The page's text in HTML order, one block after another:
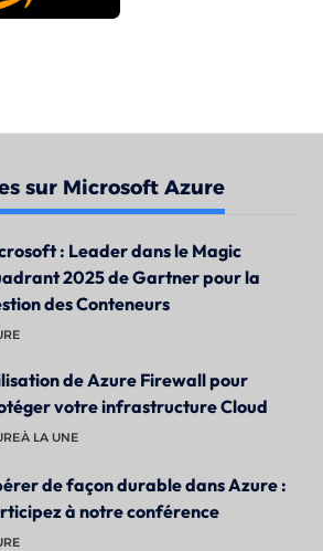
sur Microsoft Azure
: Leader dans le Magic
2025 de Gartner pour la
des Conteneurs
de Azure Firewall pour
votre infrastructure Cloud
À LA UNE
de façon durable dans Azure :
à notre conférence